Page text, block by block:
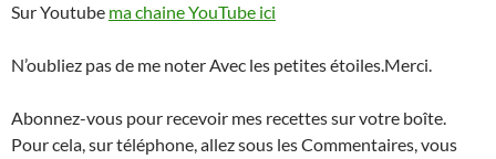
Sur Youtube ma chaine YouTube ici
N’oubliez pas de me noter Avec les petites étoiles.Merci.
Abonnez-vous pour recevoir mes recettes sur votre boîte.
Pour cela, sur téléphone, allez sous les Commentaires, vous